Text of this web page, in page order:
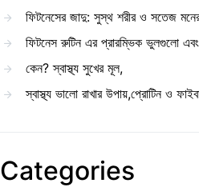
ফিটনেসের জাদু: সুস্থ শরীর ও সতেজ
ফিটনেস রুটিন এর প্রারম্ভিক ভুলগুলো
কেন? স্বাস্থ্য সুখের মূল,
স্বাস্থ্য ভালো রাখার উপায়,প্রোটিন ও
Categories